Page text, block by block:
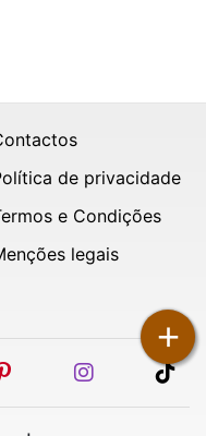
+
de privacidade
e Condições
legais
pinterestinstagram